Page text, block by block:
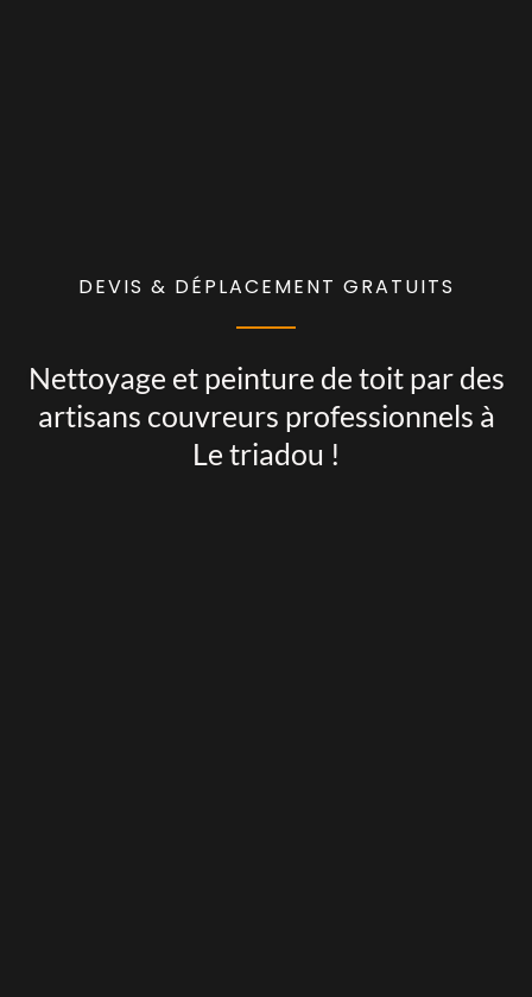
DEVIS & DÉPLACEMENT GRATUITS
Nettoyage et peinture de toit par des
artisans couvreurs professionnels à
Le triadou !